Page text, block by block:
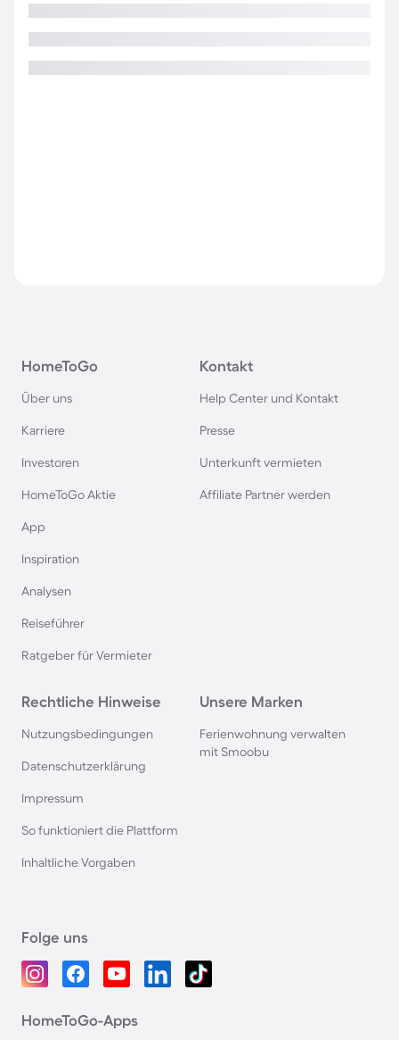
HomeToGo
Über uns
Karriere
Investoren
HomeToGo Aktie
App
Inspiration
Analysen
Reiseführer
Ratgeber für Vermieter
Kontakt
Help Center und Kontakt
Presse
Unterkunft vermieten
Affiliate Partner werden
Rechtliche Hinweise
Nutzungsbedingungen
Datenschutzerklärung
Impressum
So funktioniert die Plattform
Inhaltliche Vorgaben
Unsere Marken
Ferienwohnung verwalten
mit Smoobu
Folge uns
HomeToGo-Apps